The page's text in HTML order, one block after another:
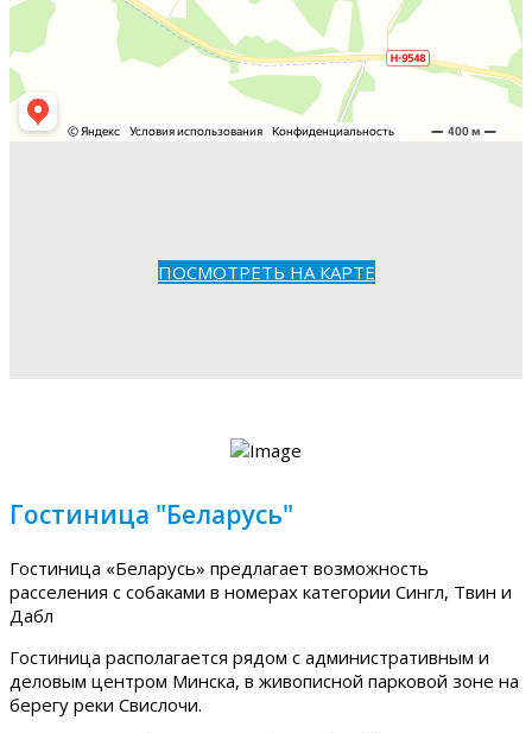
ПОСМОТРЕТЬ НА КАРТЕ
Гостиница "Беларусь"
Гостиница «Беларусь» предлагает возможность
расселения с собаками в номерах категории Сингл, Твин и
Дабл
Гостиница располагается рядом с административным и
деловым центром Минска, в живописной парковой зоне на
берегу реки Свислочи.